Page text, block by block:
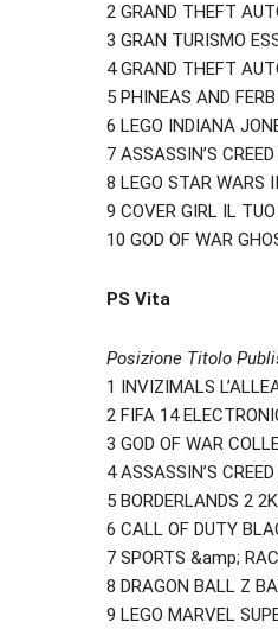
2 GRAND THEFT
3 GRAN TURISMO
4 GRAND THEFT
5 PHINEAS AND
6 LEGO INDIANA
7 ASSASSIN’S
8 LEGO STAR WARS
9 COVER GIRL IL
10 GOD OF WAR
PS Vita
Posizione Titolo
1 INVIZIMALS
2 FIFA 14
3 GOD OF WAR
4 ASSASSIN’S
5 BORDERLANDS 2
6 CALL OF DUTY
7 SPORTS &amp;
8 DRAGON BALL Z
9 LEGO MARVEL